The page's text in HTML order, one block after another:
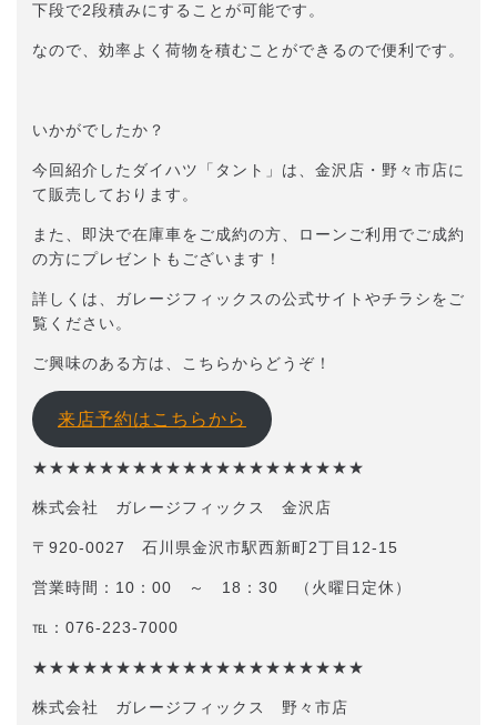
下段で2段積みにすることが可能です。
なので、効率よく荷物を積むことができるので便利です。
いかがでしたか？
今回紹介したダイハツ「タント」は、金沢店・野々市店に
て販売しております。
また、即決で在庫車をご成約の方、ローンご利用でご成約
の方にプレゼントもございます！
詳しくは、ガレージフィックスの公式サイトやチラシをご
覧ください。
ご興味のある方は、こちらからどうぞ！
来店予約はこちらから
★★★★★★★★★★★★★★★★★★★★
株式会社 ガレージフィックス 金沢店
〒920-0027 石川県金沢市駅西新町2丁目12-15
営業時間：10：00 ～ 18：30 （火曜日定休）
℡：076-223-7000
★★★★★★★★★★★★★★★★★★★★
株式会社 ガレージフィックス 野々市店